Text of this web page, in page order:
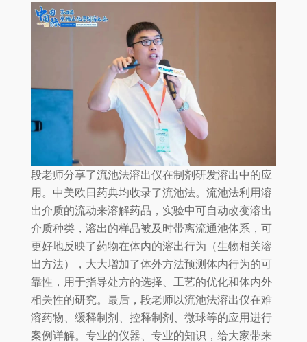
段老师分享了流池法溶出仪在制剂研发溶出中的应
用。中美欧日药典均收录了流池法。流池法利用溶
出介质的流动来溶解药品，实验中可自动改变溶出
介质种类，溶出的样品被及时带离流通池体系，可
更好地反映了药物在体内的溶出行为（生物相关溶
出方法），大大增加了体外方法预测体内行为的可
靠性，用于指导处方的选择、工艺的优化和体内外
相关性的研究。最后，段老师以流池法溶出仪在难
溶药物、缓释制剂、控释制剂、微球等的应用进行
案例详解。专业的仪器、专业的知识，给大家带来